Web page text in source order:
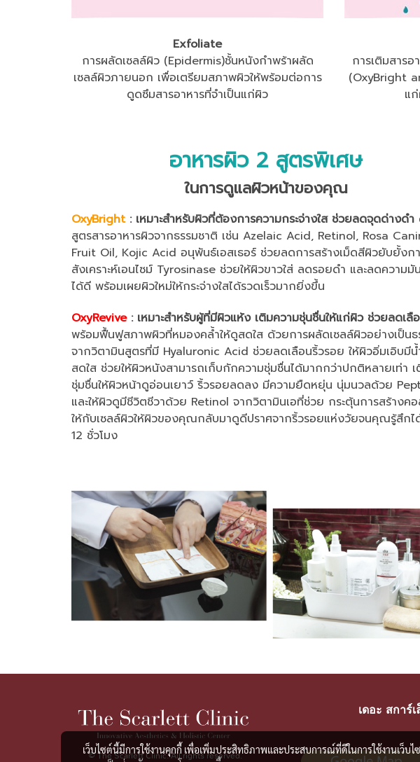
Exfoliate
การผลัดเซลล์ผิว (Epidermis)ชั้นหนังกำพร้าผลัด
เซลล์ผิวภายนอก เพื่อเตรียมสภาพผิวให้พร้อมต่อการ
ดูดซึมสารอาหารที่จำเป็นแก่ผิว
การเติมสารอ
(OxyBright
แ
อาหารผิว 2 สูตรพิเศษ
ในการดูแลผิวหน้าของคุณ
OxyBright : เหมาะสำหรับผิวที่ต้องการความกระจ่างใสช่วยลดจุดด่างดำ
สูตรสารอาหารผิวจากธรรมชาติ เช่น Azelaic Acid, Retinol, Rosa
Fruit Oil, Kojic Acid อนุพันธ์เอสเธอร์ ช่วยลดการสร้างเม็ดสีผิวยับยั้งก
สังเคราะห์เอนไซม์ Tyrosinase ช่วยให้ผิวขาวใส่ ลดรอยดำ และลดความ
ได้ดี พร้อมเผยผิวใหม่ให้กระจ่างใสได้รวดเร็วมากยิ่งขึ้น
OxyRevive: เหมาะสำหรับผู้ที่มีผิวแห้ง เติมความชุ่นชื่นให้แก่ผิว ช่วยลดเลื
พร้อมฟื้นฟูสภาพผิวที่หมองคล้ำให้ดูสดใส ด้วยการผลัดเซลล์ผิวอย่างเป็นธ
จากวิตามินสูตรที่มี Hyaluronic Acid ช่วยลดเลือนริ้วรอย ให้ผิวอิ่มเอิบมี
สดใส ช่วยให้ผิวหนังสามารถเก็บกักความชุ่มชื่นได้มากกว่าปกติหลายเท่า
ชุ่มชื่นให้ผิวหน้าดูอ่อนเยาว์ ริ้วรอยลดลง มีความยืดหยุ่น นุ่มนวลด้วย
และให้ผิวดูมีชีวิตชีวาด้วย Retinol จากวิตามินเอที่ช่วย กระตุ้นการสร้างคอ
ให้กับเซลล์ผิวให้ผิวของคุณกลับมาดูดีปราศจากริ้วรอยแห่งวัยจนคุณรู้สึกไ
12 ชั่วโมง
© The Scarlett Clinic. All rights reserved.
เดอะ สการ์
เว็บไซต์นี้มีการใช้งานคุกกี้ เพื่อเพิ่มประสิทธิภาพและประสบการณ์ที่ดีในการใช้งานเว็บ